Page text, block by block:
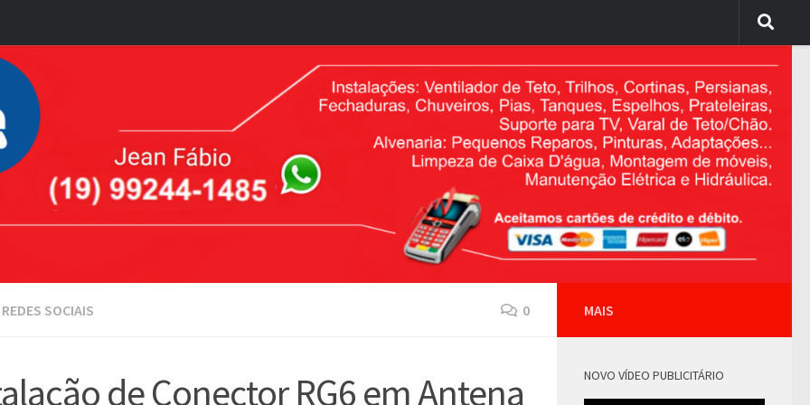
SOCIAIS 0
de Conector RG6 em Antena
MAIS
NOVO VÍDEO PUBLICITÁRIO